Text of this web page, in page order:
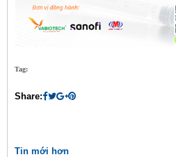
Tag:
Share:
Tin mới hơn